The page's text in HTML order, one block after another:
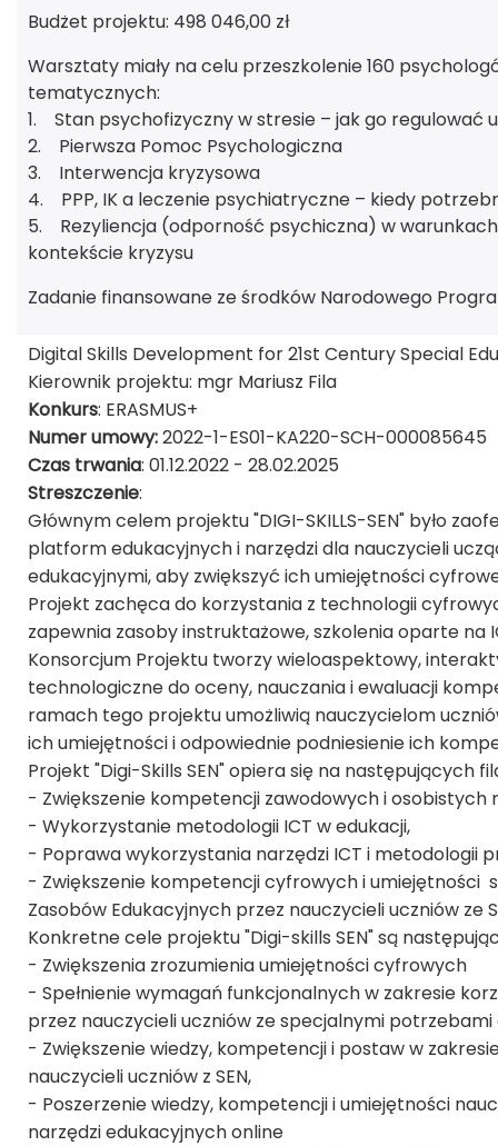
Budżet projektu: 498 046,00 zł
Warsztaty miały na celu przeszkolenie 160
tematycznych:
1. Stan psychofizyczny w stresie – jak go regulować
2. Pierwsza Pomoc Psychologiczna
3. Interwencja kryzysowa
4. PPP, IK a leczenie psychiatryczne – kiedy
5. Rezyliencja (odporność psychiczna) w
kontekście kryzysu
Zadanie finansowane ze środków Narodowego
Digital Skills Development for 21st Century Special
Kierownik projektu: mgr Mariusz Fila
Konkurs: ERASMUS+
Numer umowy:2022-1-ES01-KA220-SCH-000085645
Czas trwania: 01.12.2022 - 28.02.2025
Streszczenie:
Głównym celem projektu "DIGI-SKILLS-SEN" było
platform edukacyjnych i narzędzi dla nauczycieli
edukacyjnymi, aby zwiększyć ich umiejętności
Projekt zachęca do korzystania z technologii
zapewnia zasoby instruktażowe, szkolenia oparte
Konsorcjum Projektu tworzy wieloaspektowy,
technologiczne do oceny, nauczania i ewaluacji
ramach tego projektu umożliwią nauczycielom
ich umiejętności i odpowiednie podniesienie ich
Projekt "Digi-Skills SEN" opiera się na następujących
- Zwiększenie kompetencji zawodowych i osobistych
- Wykorzystanie metodologii ICT w edukacji,
- Poprawa wykorzystania narzędzi ICT i metodologii
- Zwiększenie kompetencji cyfrowych i
Zasobów Edukacyjnych przez nauczycieli uczniów ze
Konkretne cele projektu "Digi-skills SEN" są
- Zwiększenia zrozumienia umiejętności cyfrowych
- Spełnienie wymagań funkcjonalnych w zakresie
przez nauczycieli uczniów ze specjalnymi potrzebami
- Zwiększenie wiedzy, kompetencji i postaw w
nauczycieli uczniów z SEN,
- Poszerzenie wiedzy, kompetencji i umiejętności
narzędzi edukacyjnych online